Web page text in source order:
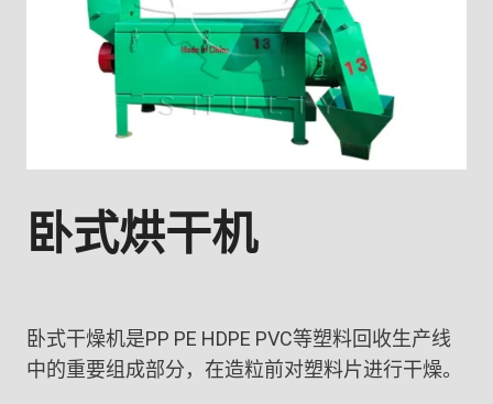
卧式烘干机
卧式干燥机是PP PE HDPE PVC等塑料回收生产线
中的重要组成部分，在造粒前对塑料片进行干燥。